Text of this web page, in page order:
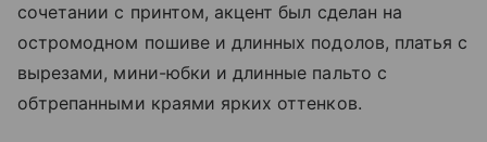
сочетании с принтом, акцент был сделан на
остромодном пошиве и длинных подолов, платья с
вырезами, мини-юбки и длинные пальто с
обтрепанными краями ярких оттенков.